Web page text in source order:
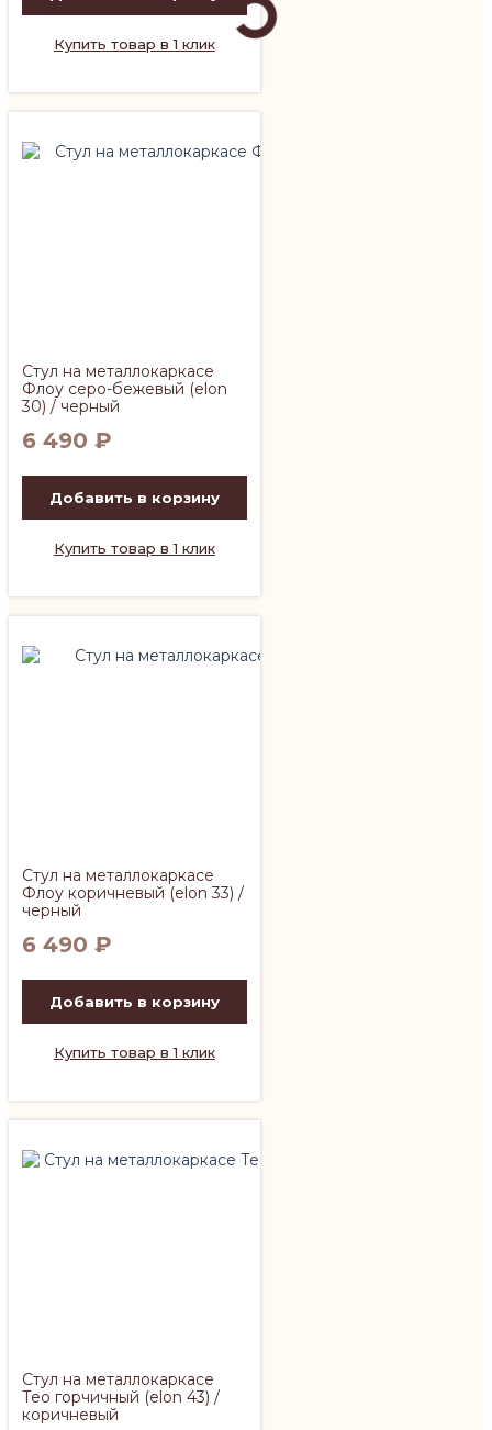
Купить товар в 1 клик
Стул на металлокаркасе
Флоу серо-бежевый (elon
30) / черный
6 490 ₽
Добавить в корзину
Купить товар в 1 клик
Стул на металлокаркасе
Флоу коричневый (elon 33) /
черный
6 490 ₽
Добавить в корзину
Купить товар в 1 клик
Стул на металлокаркасе
Тео горчичный (elon 43) /
коричневый